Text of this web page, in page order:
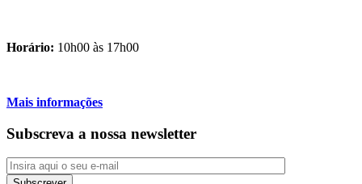
Horário: 10h00 às 17h00
Mais informações
Subscreva a nossa newsletter